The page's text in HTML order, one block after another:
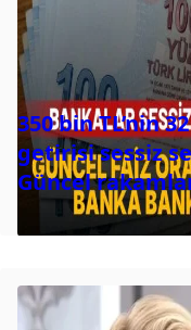
350 bin TL’nin
getirisi sessiz
Güncel